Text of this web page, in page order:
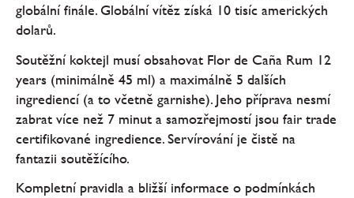
globální finále. Globální vítěz získá 10 tisíc amerických
dolarů.
Soutěžní koktejl musí obsahovat Flor de Caña Rum 12
years (minimálně 45 ml) a maximálně 5 dalších
ingrediencí (a to včetně garnishe). Jeho příprava nesmí
zabrat více než 7 minut a samozřejmostí jsou fair trade
certifikované ingredience. Servírování je čistě na
fantazii soutěžícího.
Kompletní pravidla a bližší informace o podmínkách